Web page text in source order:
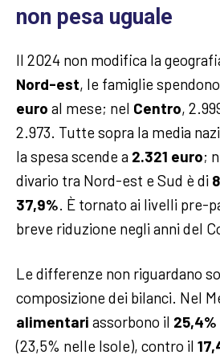
non pesa uguale
Il 2024 non modifica la
Nord-est, le famiglie
euro al mese; nel Centro,
2.973. Tutte sopra la media
la spesa scende a 2.321 euro;
divario tra Nord-est e Sud è di
37,9%. È tornato ai livelli pre-
breve riduzione negli anni del
Le differenze non riguardano
composizione dei bilanci. Nel
alimentari assorbono il 25,4%
(23,5% nelle Isole), contro il